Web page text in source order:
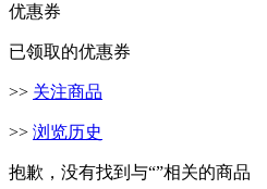
优惠券
已领取的优惠券
>> 关注商品
>> 浏览历史
抱歉，没有找到与“”相关的商品